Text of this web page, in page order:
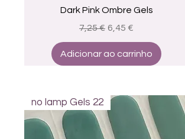
Visualização rápida
Dark Pink Ombre Gels
Preço normal
7,25 € Preço promocional
6,45 €
Adicionar ao carrinho
no lamp Gels 22